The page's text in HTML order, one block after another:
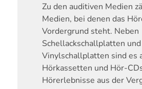
Zu den auditiven Medien
Medien, bei denen das
Vordergrund steht. Neben
Schellackschallplatten und
Vinylschallplatten sind es
Hörkassetten und Hör-
Hörerlebnisse aus der